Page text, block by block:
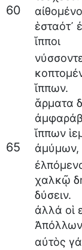
60
ἑσταότ᾽
ἵπποι
ἵππων.
ἅρματα
65
ἵππων
ἀμύμων,
χαλκῷ
δύσειν.
ἀλλά οἱ
Ἀπόλλων
αὐτὸς